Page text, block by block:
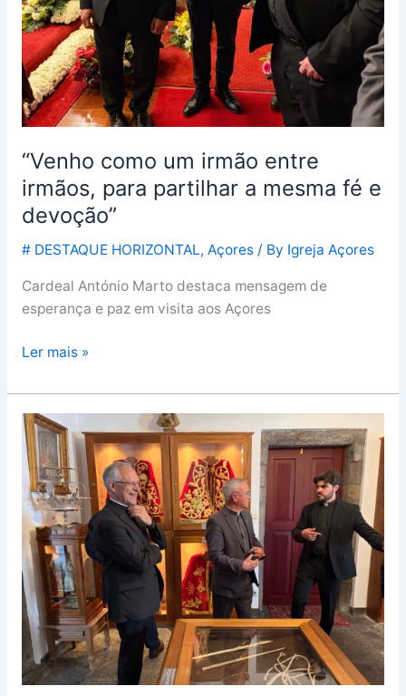
“Venho como um irmão entre
irmãos, para partilhar a mesma fé e
devoção”
# DESTAQUE HORIZONTAL, Açores/ By Igreja Açores
Cardeal António Marto destaca mensagem de
esperança e paz em visita aos Açores
mesma
fé
e
devoção”
Ler mais »
Bispo
de
Angra
destaca
singularidade
das
Festas
do
Senhor
Santo
Cristo:
“Não